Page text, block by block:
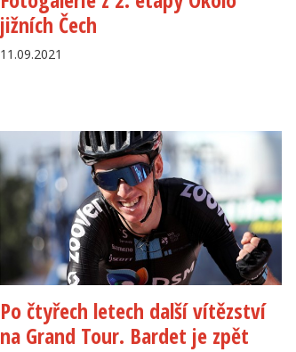
jižních Čech
11.09.2021
Po čtyřech letech další vítězství
na Grand Tour. Bardet je zpět